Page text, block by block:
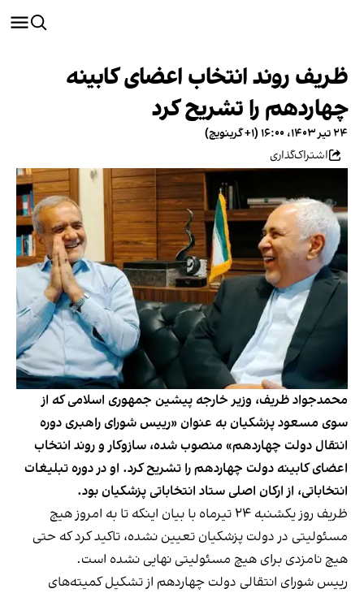
ظریف روند انتخاب اعضای کابینه
چهاردهم را تشریح کرد
۲۴ تیر ۱۴۰۳، ۱۶:۰۰ (‎+۱ گرینویچ)
اشتراک‌گذاری
محمدجواد ظریف، وزیر خارجه پیشین جمهوری اسلامی که از
سوی مسعود پزشکیان به عنوان «رییس شورای راهبری دوره
انتقال دولت چهاردهم» منصوب شده، سازوکار و روند انتخاب
اعضای کابینه دولت چهاردهم را تشریح کرد. او در دوره تبلیغات
انتخاباتی، از ارکان اصلی ستاد انتخاباتی پزشکیان بود.
ظریف روز یکشنبه ۲۴ تیرماه با بیان اینکه تا به امروز هیچ
مسئولیتی در دولت پزشکیان تعیین نشده، تاکید کرد که حتی
هیچ نامزدی برای هیچ مسئولیتی نهایی نشده است.
رییس شورای انتقالی دولت چهاردهم از تشکیل کمیته‌های